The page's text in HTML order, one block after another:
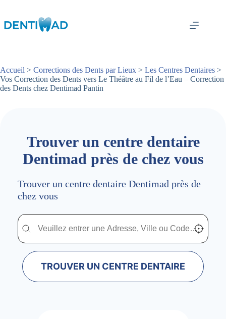
contenu
Accueil > Corrections des Dents par Lieux > Les Centres Dentaires >
Vos Correction des Dents vers Le Théâtre au Fil de l’Eau – Correction
des Dents chez Dentimad Pantin
Trouver un centre dentaire
Dentimad près de chez vous
Trouver un centre dentaire Dentimad près de
chez vous
Trouver un centre dentaire Dentimad près de
Trouver un centre dentaire Dentimad près de chez vous Localisez-
TROUVER UN CENTRE DENTAIRE